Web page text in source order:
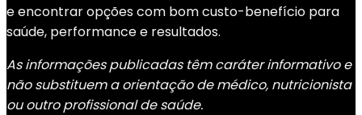
e encontrar opções com bom custo-benefício para
saúde, performance e resultados.
As informações publicadas têm caráter informativo e
não substituem a orientação de médico, nutricionista
ou outro profissional de saúde.